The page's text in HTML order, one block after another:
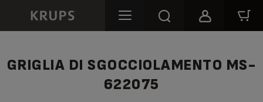
GRIGLIA DI SGOCCIOLAMENTO MS-
622075